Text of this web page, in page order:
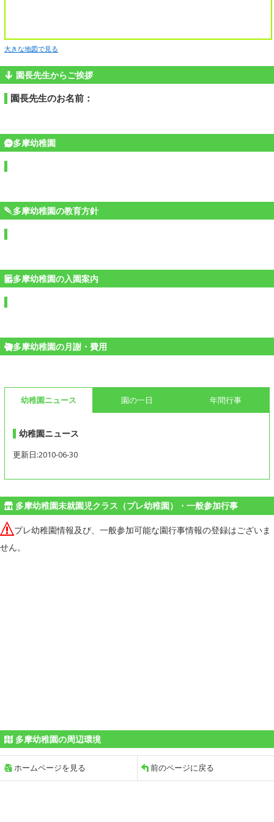
大きな地図で見る
園長先生からご挨拶
園長先生のお名前：
多摩幼稚園
多摩幼稚園の教育方針
多摩幼稚園の入園案内
多摩幼稚園の月謝・費用
幼稚園ニュース 園の一日 年間行事
幼稚園ニュース
更新日:2010-06-30
多摩幼稚園未就園児クラス（プレ幼稚園）・一般参加行事
プレ幼稚園情報及び、一般参加可能な園行事情報の登録はございま
せん。
多摩幼稚園の周辺環境
ホームページを見る 前のページに戻る